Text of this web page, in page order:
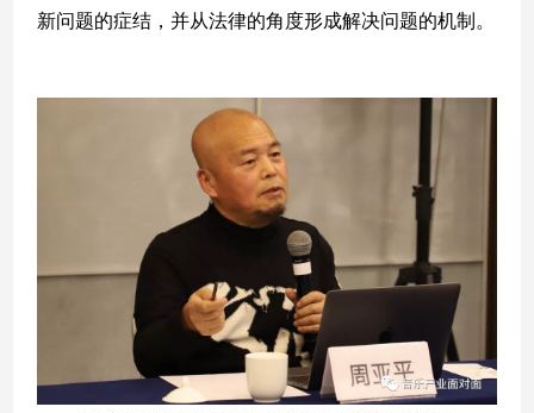
新问题的症结，并从法律的角度形成解决问题的机制。